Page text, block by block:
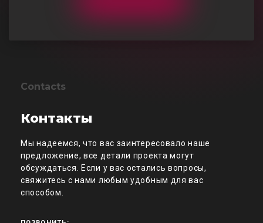
Contacts
Контакты
Мы надеемся, что вас заинтересовало наше
предложение, все детали проекта могут
обсуждаться. Если у вас остались вопросы,
свяжитесь с нами любым удобным для вас
способом.